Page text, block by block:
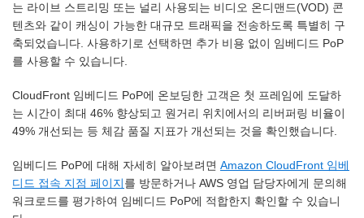
는 라이브 스트리밍 또는 널리 사용되는 비디오 온디맨드(VOD) 콘
텐츠와 같이 캐싱이 가능한 대규모 트래픽을 전송하도록 특별히 구
축되었습니다. 사용하기로 선택하면 추가 비용 없이 임베디드 PoP
를 사용할 수 있습니다.
CloudFront 임베디드 PoP에 온보딩한 고객은 첫 프레임에 도달하
는 시간이 최대 46% 향상되고 원거리 위치에서의 리버퍼링 비율이
49% 개선되는 등 체감 품질 지표가 개선되는 것을 확인했습니다.
임베디드 PoP에 대해 자세히 알아보려면 Amazon CloudFront 임베
디드 접속 지점 페이지를 방문하거나 AWS 영업 담당자에게 문의해
워크로드를 평가하여 임베디드 PoP에 적합한지 확인할 수 있습니